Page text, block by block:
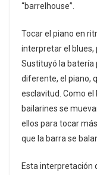
“barrelhouse”.
Tocar el piano en
interpretar el blues,
Sustituyó la batería
diferente, el piano,
esclavitud. Como
bailarines se
ellos para tocar
que la barra se
Esta interpretación